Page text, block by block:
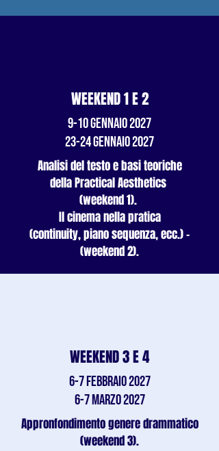
WEEKEND 1 E 2
9-10 gennaio 2027
23-24 gennaio 2027
Analisi del testo e basi teoriche
della Practical Aesthetics
(weekend 1).
Il cinema nella pratica
(continuity, piano sequenza, ecc.) -
(weekend 2).
WEEKEND 3 E 4
6-7 febbraio 2027
6-7 marzo 2027
Appronfondimento genere drammatico
(weekend 3).